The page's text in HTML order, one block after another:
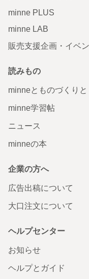
minne PLUS
minne LAB
販売支援企画・イベ
読みもの
minneとものづくりと
minne学習帖
ニュース
minneの本
企業の方へ
広告出稿について
大口注文について
ヘルプセンター
お知らせ
ヘルプとガイド